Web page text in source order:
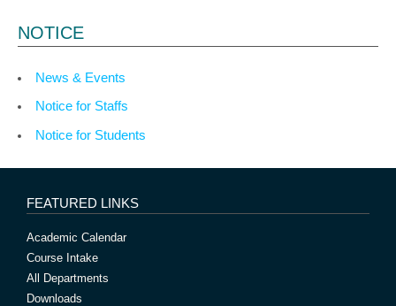
NOTICE
News & Events
Notice for Staffs
Notice for Students
FEATURED LINKS
Academic Calendar
Course Intake
All Departments
Downloads